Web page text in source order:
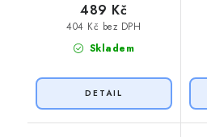
Skladem
404 Kč bez DPH
489 Kč